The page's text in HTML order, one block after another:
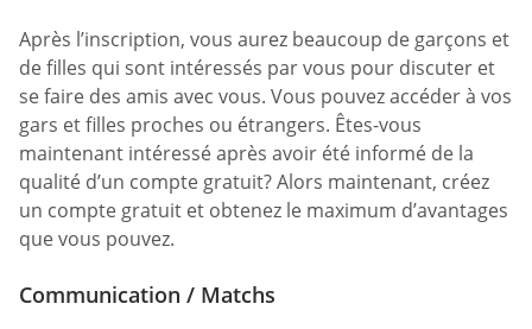
Après l’inscription, vous aurez beaucoup de garçons et
de filles qui sont intéressés par vous pour discuter et
se faire des amis avec vous. Vous pouvez accéder à vos
gars et filles proches ou étrangers. Êtes-vous
maintenant intéressé après avoir été informé de la
qualité d’un compte gratuit? Alors maintenant, créez
un compte gratuit et obtenez le maximum d’avantages
que vous pouvez.
Communication / Matchs